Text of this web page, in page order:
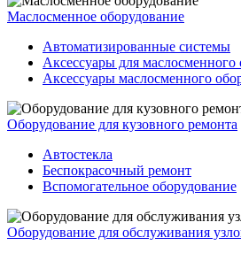
Маслосменное оборудование
Автоматизированные системы
Аксессуары для маслосменного
Аксессуары маслосменного
Оборудование для кузовного ремонта
Автостекла
Беспокрасочный ремонт
Вспомогательное оборудование
Оборудование для обслуживания